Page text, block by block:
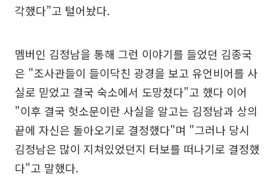
각했다”고 털어놨다.
멤버인 김정남을 통해 그런 이야기를 들었던 김종국
은 "조사관들이 들이닥친 광경을 보고 유언비어를 사
실로 믿었고 결국 숙소에서 도망쳤다"고 했다 이어
"이후 결국 헛소문이란 사실을 알고는 김정남과 상의
끝에 자신은 돌아오기로 결정했다"며 "그러나 당시
김정남은 많이 지쳐있었던지 터보를 떠나기로 결정했
다"고 말했다.